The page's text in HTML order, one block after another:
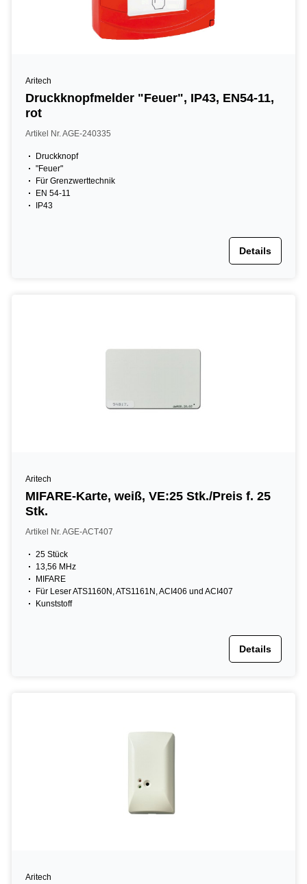
Aritech
Druckknopfmelder "Feuer", IP43, EN54-11,
rot
Artikel Nr. AGE-240335
Druckknopf
"Feuer"
Für Grenzwerttechnik
EN 54-11
IP43
Details
Aritech
MIFARE-Karte, weiß, VE:25 Stk./Preis f. 25
Stk.
Artikel Nr. AGE-ACT407
25 Stück
13,56 MHz
MIFARE
Für Leser ATS1160N, ATS1161N, ACI406 und ACI407
Kunststoff
Details
Aritech